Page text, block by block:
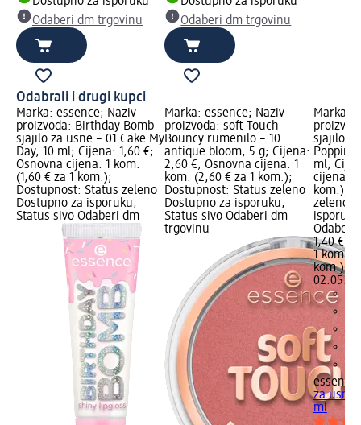
Odaberi dm trgovinu
Odaberi dm trgovinu
Odabrali i drugi kupci
Marka: essence; Naziv
proizvoda: Birthday Bomb
sjajilo za usne – 01 Cake My
Day, 10 ml; Cijena: 1,60 €;
Osnovna cijena: 1 kom.
(1,60 € za 1 kom.);
Dostupnost: Status zeleno
Dostupno za isporuku,
Status sivo Odaberi dm
Marka: essence; Naziv
proizvoda: soft Touch
Bouncy rumenilo – 10
antique bloom, 5 g; Cijena:
2,60 €; Osnovna cijena: 1
kom. (2,60 € za 1 kom.);
Dostupnost: Status zeleno
Dostupno za isporuku,
Status sivo Odaberi dm
trgovinu
Marka:
sjajilo
Poppin'
ml;
cijena: 1
kom.);
zeleno
Odaberi
1,40 €
1 kom.
kom.)
essence
za usne
ml